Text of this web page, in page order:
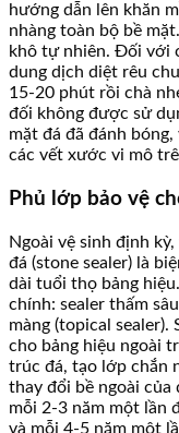
hướng dẫn lên khăn
nhàng toàn bộ bề
khô tự nhiên. Đối với
dung dịch diệt rêu
15-20 phút rồi chà
đối không được sử
mặt đá đã đánh
các vết xước vi mô
Phủ lớp bảo vệ
Ngoài vệ sinh định
đá (stone sealer) là
dài tuổi thọ bảng
chính: sealer thấm
màng (topical sealer).
cho bảng hiệu ngoài
trúc đá, tạo lớp chắn
thay đổi bề ngoài của
mỗi 2-3 năm một lần
và mỗi 4-5 năm một